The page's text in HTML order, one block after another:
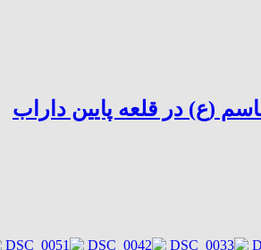
(ع) در قلعه پایین داراب